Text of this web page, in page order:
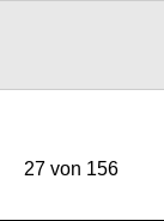
27 von 156